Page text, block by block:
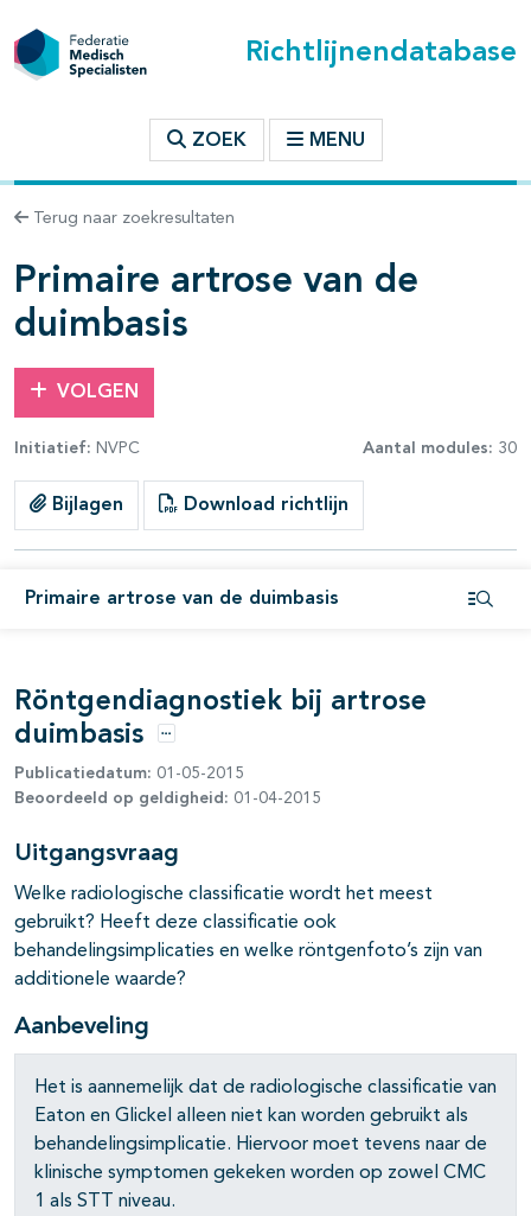
Richtlijnendatabase
ZOEK MENU
Terug naar zoekresultaten
Primaire artrose van de
duimbasis
VOLGEN
Initiatief: NVPC Aantal modules: 30
Bijlagen Download richtlijn
Primaire artrose van de duimbasis
binnen deze richtlijn
open- en dichtklappen
open- en dichtklappen
open- en dichtklappen
Röntgendiagnostiek bij artrose
duimbasis
Opties
Publicatiedatum: 01-05-2015
Beoordeeld op geldigheid: 01-04-2015
Uitgangsvraag
Welke radiologische classificatie wordt het meest
gebruikt? Heeft deze classificatie ook
behandelingsimplicaties en welke röntgenfoto’s zijn van
additionele waarde?
Aanbeveling
Het is aannemelijk dat de radiologische classificatie van
Eaton en Glickel alleen niet kan worden gebruikt als
behandelingsimplicatie. Hiervoor moet tevens naar de
klinische symptomen gekeken worden op zowel CMC
1 als STT niveau.